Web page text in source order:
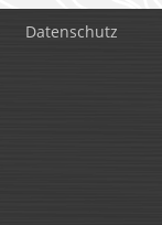
Datenschutz